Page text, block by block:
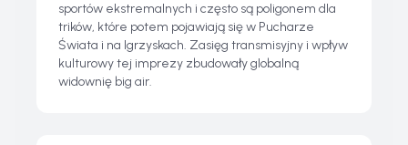
sportów ekstremalnych i często są poligonem dla
trików, które potem pojawiają się w Pucharze
Świata i na Igrzyskach. Zasięg transmisyjny i wpływ
kulturowy tej imprezy zbudowały globalną
widownię big air.